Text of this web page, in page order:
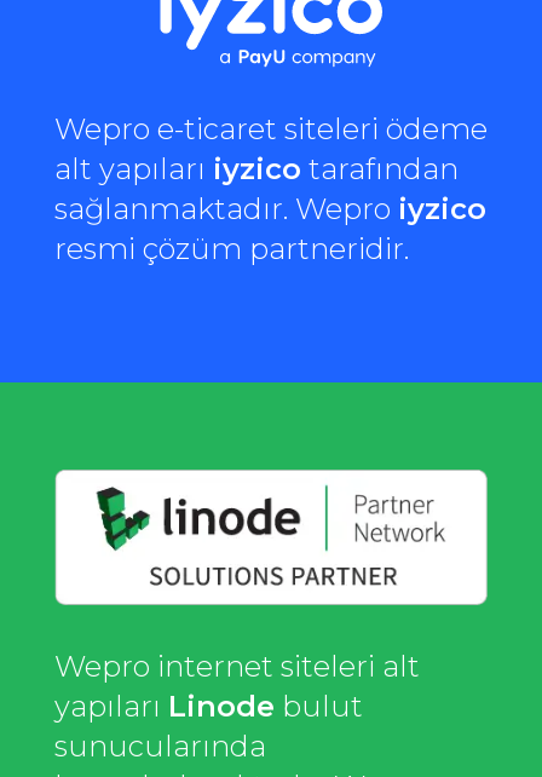
Wepro e-ticaret siteleri ödeme
alt yapıları iyzico tarafından
sağlanmaktadır. Wepro iyzico
resmi çözüm partneridir.
Wepro internet siteleri alt
yapıları Linode bulut
sunucularında